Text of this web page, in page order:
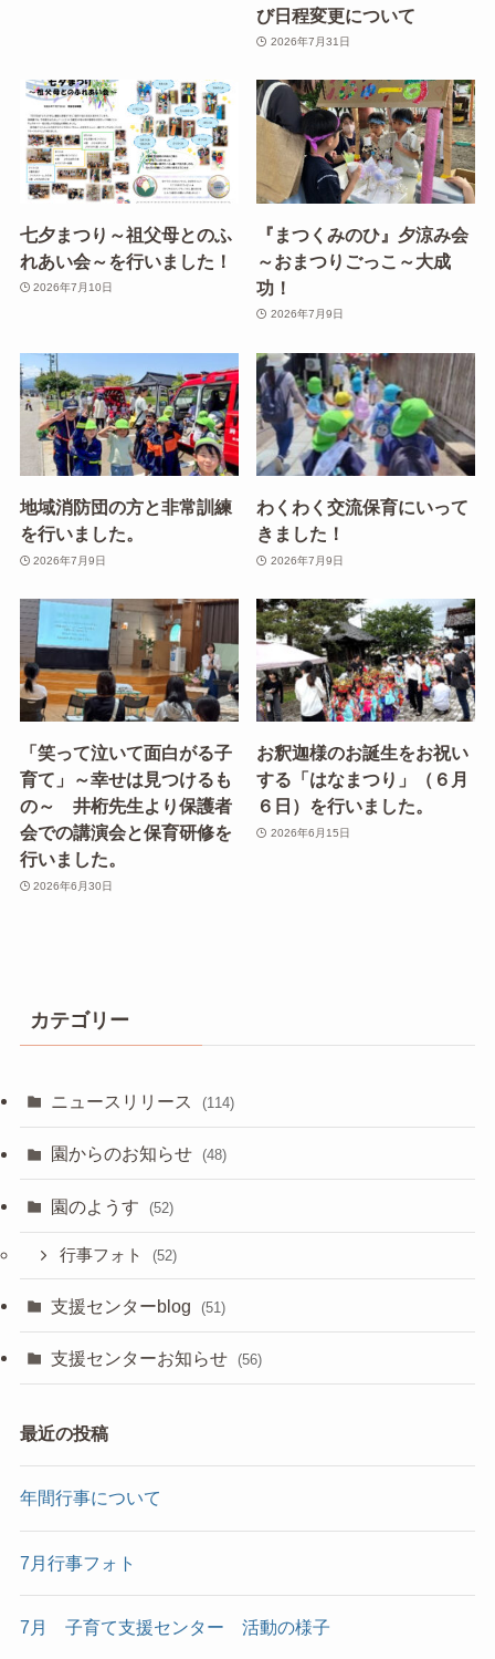
び日程変更について
2026年7月31日
七夕まつり～祖父母とのふ
れあい会～を行いました！
2026年7月10日
『まつくみのひ』夕涼み会
～おまつりごっこ～大成
功！
2026年7月9日
地域消防団の方と非常訓練
を行いました。
2026年7月9日
わくわく交流保育にいって
きました！
2026年7月9日
「笑って泣いて面白がる子
育て」～幸せは見つけるも
の～ 井桁先生より保護者
会での講演会と保育研修を
行いました。
2026年6月30日
お釈迦様のお誕生をお祝い
する「はなまつり」（６月
６日）を行いました。
2026年6月15日
カテゴリー
ニュースリリース (114)
園からのお知らせ (48)
園のようす (52)
行事フォト (52)
支援センターblog (51)
支援センターお知らせ (56)
最近の投稿
年間行事について
7月行事フォト
7月 子育て支援センター 活動の様子